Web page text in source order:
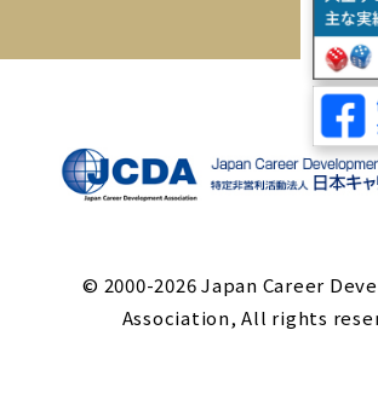
© 2000-2026 Japan Career
Association, All rights